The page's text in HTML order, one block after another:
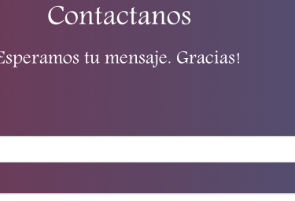
Contactanos
tu mensaje. Gracias!